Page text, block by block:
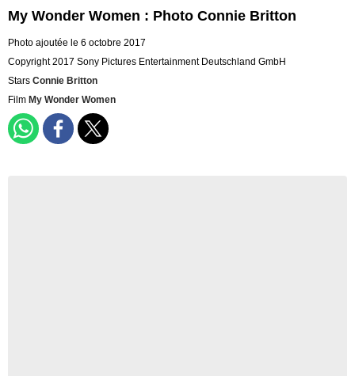
My Wonder Women : Photo Connie Britton
Photo ajoutée le 6 octobre 2017
Copyright 2017 Sony Pictures Entertainment Deutschland GmbH
Stars Connie Britton
Film My Wonder Women